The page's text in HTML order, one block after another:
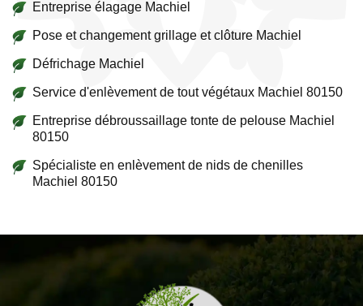
Entreprise élagage Machiel
Pose et changement grillage et clôture Machiel
Défrichage Machiel
Service d'enlèvement de tout végétaux Machiel 80150
Entreprise débroussaillage tonte de pelouse Machiel
80150
Spécialiste en enlèvement de nids de chenilles
Machiel 80150